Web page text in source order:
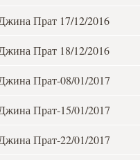
Прат 17/12/2016
Прат 18/12/2016
Прат-08/01/2017
Прат-15/01/2017
Прат-22/01/2017